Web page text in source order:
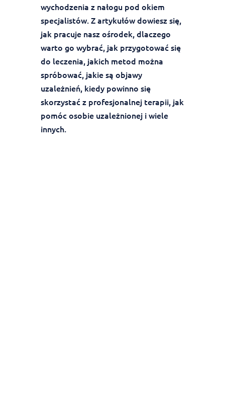
wychodzenia z nałogu pod okiem
specjalistów. Z artykułów dowiesz się,
jak pracuje nasz ośrodek, dlaczego
warto go wybrać, jak przygotować się
do leczenia, jakich metod można
spróbować, jakie są objawy
uzależnień, kiedy powinno się
skorzystać z profesjonalnej terapii, jak
pomóc osobie uzależnionej i wiele
innych.